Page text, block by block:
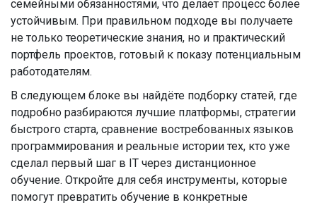
семейными обязанностями, что делает процесс более
устойчивым. При правильном подходе вы получаете
не только теоретические знания, но и практический
портфель проектов, готовый к показу потенциальным
работодателям.
В следующем блоке вы найдёте подборку статей, где
подробно разбираются лучшие платформы, стратегии
быстрого старта, сравнение востребованных языков
программирования и реальные истории тех, кто уже
сделал первый шаг в IT через дистанционное
обучение. Откройте для себя инструменты, которые
помогут превратить обучение в конкретные